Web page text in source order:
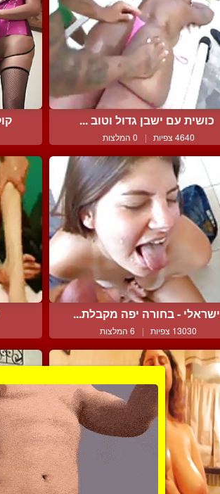
כושית עם ישבן גדול וטוב ...
4640 צפיות | 0 המלצות
ישראלי - בחורה יפה מקבלת...
13030 צפיות | 6 המלצות